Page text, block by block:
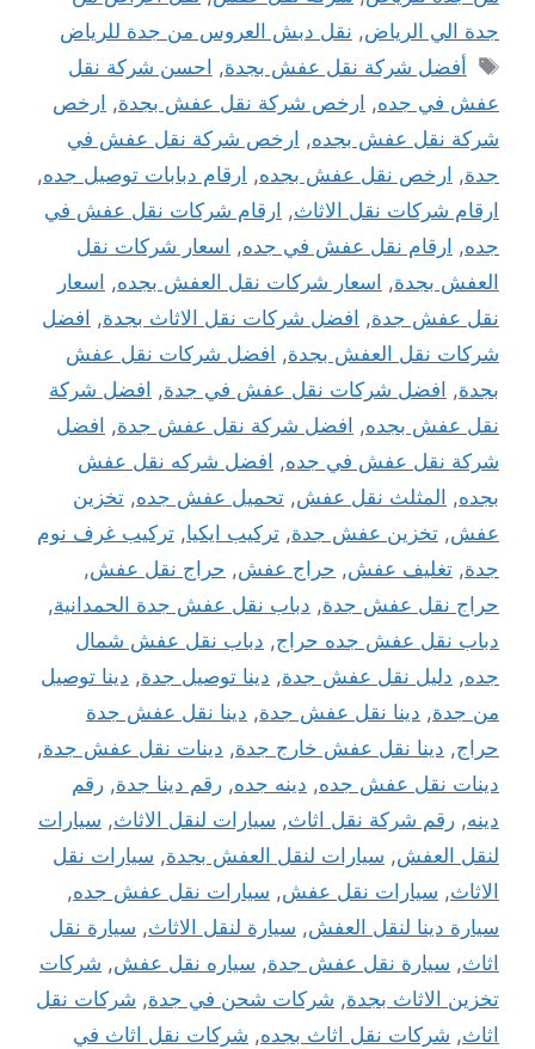
جدة الي الرياض, نقل دبش العروس من جدة للرياض
الوسوم
أفضل شركة نقل عفش بجدة, احسن شركة نقل
عفش في جده, ارخص شركة نقل عفش بجدة, ارخص
شركة نقل عفش بجده, ارخص شركة نقل عفش في
جدة, ارخص نقل عفش بجده, ارقام دبابات توصيل جده,
ارقام شركات نقل الاثاث, ارقام شركات نقل عفش في
جده, ارقام نقل عفش في جده, اسعار شركات نقل
العفش بجدة, اسعار شركات نقل العفش بجده, اسعار
نقل عفش جدة, افضل شركات نقل الاثاث بجدة, افضل
شركات نقل العفش بجدة, افضل شركات نقل عفش
بجدة, افضل شركات نقل عفش في جدة, افضل شركة
نقل عفش بجده, افضل شركة نقل عفش جدة, افضل
شركة نقل عفش في جده, افضل شركه نقل عفش
بجده, المثلث نقل عفش, تحميل عفش جده, تخزين
عفش, تخزين عفش جدة, تركيب ايكيا, تركيب غرف نوم
جدة, تغليف عفش, حراج عفش, حراج نقل عفش,
حراج نقل عفش جدة, دباب نقل عفش جدة الحمدانية,
دباب نقل عفش جده حراج, دباب نقل عفش شمال
جده, دليل نقل عفش جدة, دينا توصيل جدة, دينا توصيل
من جدة, دينا نقل عفش جدة, دينا نقل عفش جدة
حراج, دينا نقل عفش خارج جدة, دينات نقل عفش جدة,
دينات نقل عفش جده, دينه جده, رقم دينا جدة, رقم
دينه, رقم شركة نقل اثاث, سيارات لنقل الاثاث, سيارات
لنقل العفش, سيارات لنقل العفش بجدة, سيارات نقل
الاثاث, سيارات نقل عفش, سيارات نقل عفش جده,
سيارة دينا لنقل العفش, سيارة لنقل الاثاث, سيارة نقل
اثاث, سيارة نقل عفش جدة, سياره نقل عفش, شركات
تخزين الاثاث بجدة, شركات شحن في جدة, شركات نقل
اثاث, شركات نقل اثاث بجده, شركات نقل اثاث في